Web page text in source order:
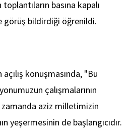
basına kapalı
görüş bildirdiği öğrenildi.
konuşmasında, "Bu
çalışmalarının
zamanda aziz milletimizin
yeşermesinin de başlangıcıdır.